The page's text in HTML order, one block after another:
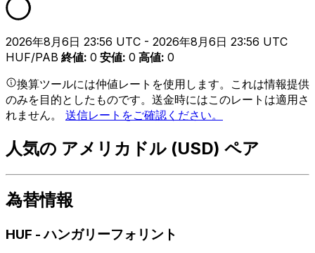
2026年8月6日 23:56 UTC - 2026年8月6日 23:56 UTC
HUF/PAB 終値: 0 安値: 0 高値: 0
換算ツールには仲値レートを使用します。これは情報提供
のみを目的としたものです。送金時にはこのレートは適用さ
れません。 送信レートをご確認ください。
人気の アメリカドル (USD) ペア
為替情報
HUF -ハンガリーフォリント